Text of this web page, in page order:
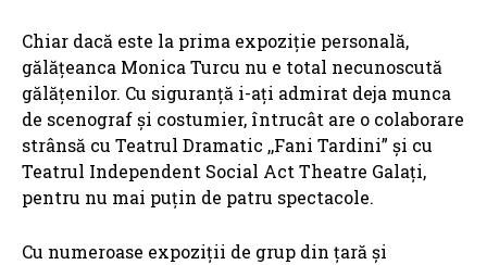
Chiar dacă este la prima expoziție personală,
gălățeanca Monica Turcu nu e total necunoscută
gălățenilor. Cu siguranță i-ați admirat deja munca
de scenograf și costumier, întrucât are o colaborare
strânsă cu Teatrul Dramatic ,,Fani Tardini” și cu
Teatrul Independent Social Act Theatre Galați,
pentru nu mai puțin de patru spectacole.
Cu numeroase expoziții de grup din țară și